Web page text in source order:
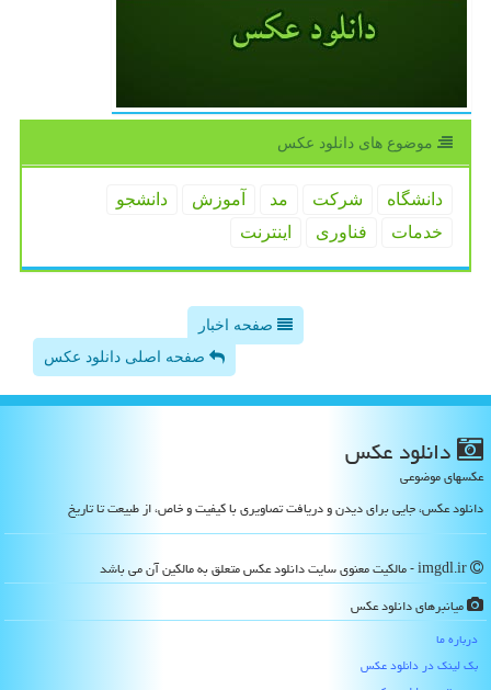
موضوع های دانلود عكس
دانشگاه شركت مد آموزش
دانشجو
خدمات
فناوری اینترنت
صفحه اخبار
صفحه اصلی دانلود عکس
دانلود عكس
عکسهای موضوعی
دانلود عکس، جایی برای دیدن و دریافت تصاویری با کیفیت و خاص، از طبیعت تا تاریخ
میانبرهای دانلود عكس
درباره ما
بک لینک در دانلود عكس